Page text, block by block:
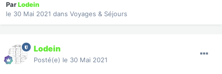
ParLodein
le 30 Mai 2021 dans Voyages & Séjours
Lodein
Posté(e) le 30 Mai 2021